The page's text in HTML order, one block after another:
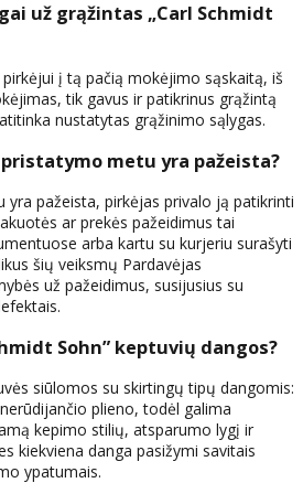
už grąžintas „Carl Schmidt
į tą pačią mokėjimo sąskaitą, iš
tik gavus ir patikrinus grąžintą
nustatytas grąžinimo sąlygas.
metu yra pažeista?
yra pažeista, pirkėjas privalo ją patikrinti
ar prekės pažeidimus tai
arba kartu su kurjeriu surašyti
šių veiksmų Pardavėjas
už pažeidimus, susijusius su
Sohn” keptuvių dangos?
siūlomos su skirtingų tipų dangomis:
plieno, todėl galima
kepimo stilių, atsparumo lygį ir
kiekviena danga pasižymi savitais
ypatumais.